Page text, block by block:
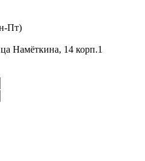
Пт)
Намёткина, 14 корп.1